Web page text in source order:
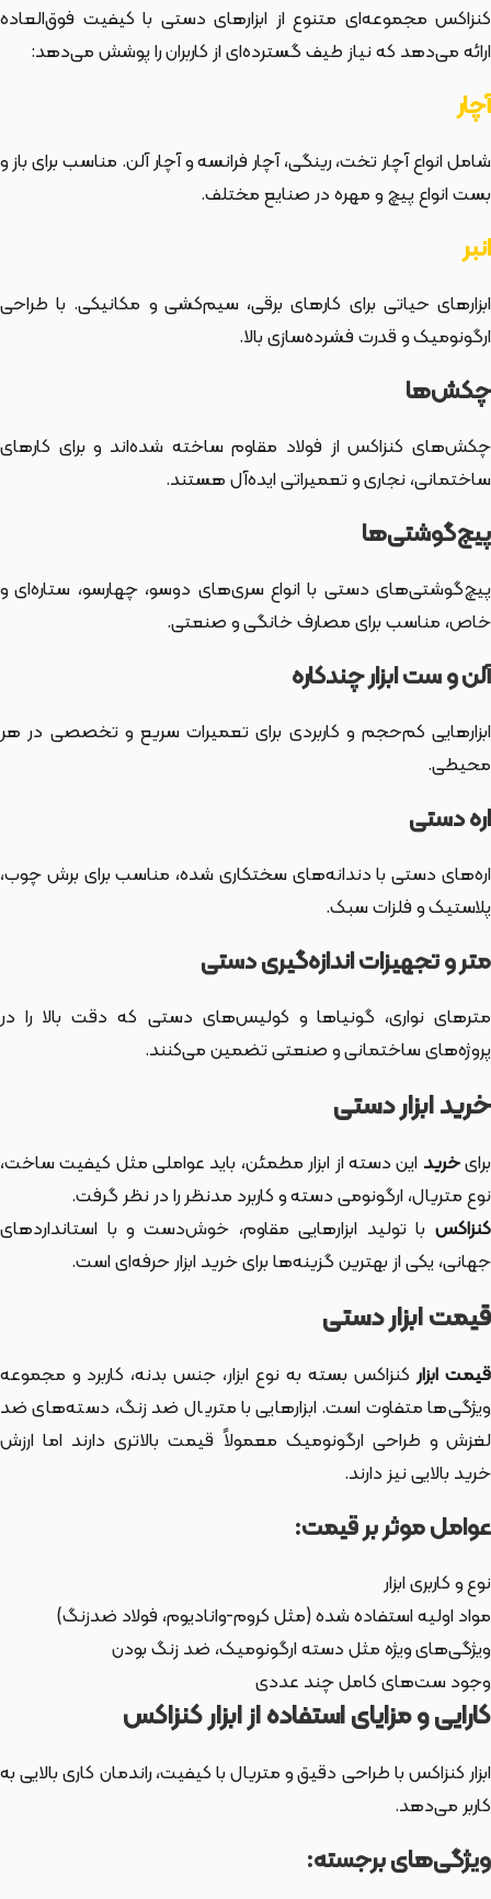
کنزاکس مجموعه‌ای متنوع از ابزارهای دستی با کیفیت فوق‌العاده
ارائه می‌دهد که نیاز طیف گسترده‌ای از کاربران را پوشش می‌دهد:
آچار
شامل انواع آچار تخت، رینگی، آچار فرانسه و آچار آلن. مناسب برای باز و
بست انواع پیچ و مهره در صنایع مختلف.
انبر
ابزارهای حیاتی برای کارهای برقی، سیم‌کشی و مکانیکی. با طراحی
ارگونومیک و قدرت فشرده‌سازی بالا.
چکش‌ها
چکش‌های کنزاکس از فولاد مقاوم ساخته شده‌اند و برای کارهای
ساختمانی، نجاری و تعمیراتی ایده‌آل هستند.
پیچ‌گوشتی‌ها
پیچ‌گوشتی‌های دستی با انواع سری‌های دوسو، چهارسو، ستاره‌ای و
خاص، مناسب برای مصارف خانگی و صنعتی.
آلن و ست ابزار چندکاره
ابزارهایی کم‌حجم و کاربردی برای تعمیرات سریع و تخصصی در هر
محیطی.
اره دستی
اره‌های دستی با دندانه‌های سختکاری شده، مناسب برای برش چوب،
پلاستیک و فلزات سبک.
متر و تجهیزات اندازه‌گیری دستی
مترهای نواری، گونیاها و کولیس‌های دستی که دقت بالا را در
پروژه‌های ساختمانی و صنعتی تضمین می‌کنند.
خرید ابزار دستی
برایخرید این دسته از ابزارمطمئن، باید عواملی مثل کیفیت ساخت،
نوع متریال، ارگونومی دسته و کاربرد مدنظر را در نظر گرفت.
کنزاکس با تولید ابزارهایی مقاوم، خوش‌دست و با استانداردهای
جهانی، یکی از بهترین گزینه‌ها برای خرید ابزار حرفه‌ای است.
قیمت ابزار دستی
قیمت ابزار کنزاکس بسته به نوع ابزار، جنس بدنه، کاربرد و مجموعه
ویژگی‌ها متفاوت است. ابزارهایی با متریال ضد زنگ، دسته‌های ضد
لغزش و طراحی ارگونومیک معمولاً قیمت بالاتری دارند اما ارزش
خرید بالایی نیز دارند.
عوامل موثر بر قیمت:
نوع و کاربری ابزار
مواد اولیه استفاده شده (مثل کروم-وانادیوم، فولاد ضدزنگ)
ویژگی‌های ویژه مثل دسته ارگونومیک، ضد زنگ بودن
وجود ست‌های کامل چند عددی
کارایی و مزایای استفاده از ابزار کنزاکس
ابزار کنزاکس با طراحی دقیق و متریال با کیفیت، راندمان کاری بالایی به
کاربر می‌دهد.
ویژگی‌های برجسته: